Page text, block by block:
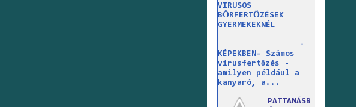
VIRUSOS
BŐRFERTŐZÉSEK
GYERMEKEKNÉL
-
KÉPEKBEN- Számos
vírusfertőzés -
amilyen például a
kanyaró, a...
PATTANÁSB